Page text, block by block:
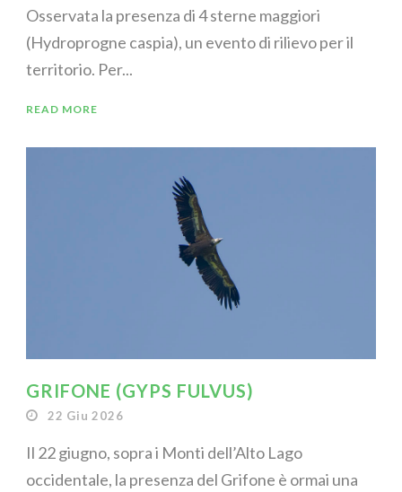
Osservata la presenza di 4 sterne maggiori
(Hydroprogne caspia), un evento di rilievo per il
territorio. Per...
READ MORE
GRIFONE (GYPS FULVUS)
22 Giu 2026
Il 22 giugno, sopra i Monti dell’Alto Lago
occidentale, la presenza del Grifone è ormai una